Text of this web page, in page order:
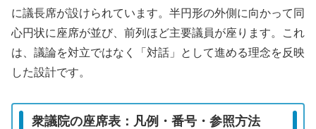
に議長席が設けられています。半円形の外側に向かって同
心円状に座席が並び、前列ほど主要議員が座ります。これ
は、議論を対立ではなく「対話」として進める理念を反映
した設計です。
衆議院の座席表：凡例・番号・参照方法